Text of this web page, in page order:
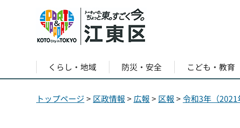
くらし・地域 防災・安全 こども・教育
トップページ > 区政情報 > 広報 > 区報 >令和3年（